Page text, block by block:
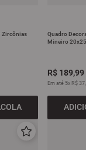
Zircônias
Quadro
Mineiro
R$ 189,99
Em até 5x R$ 37